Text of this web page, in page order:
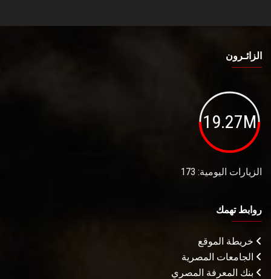
الزائـرون
19.27M
الزيارات اليومية: 173
روابط تهمك
خريطة الموقع
الجامعات المصرية
بنك المعرفة المصري